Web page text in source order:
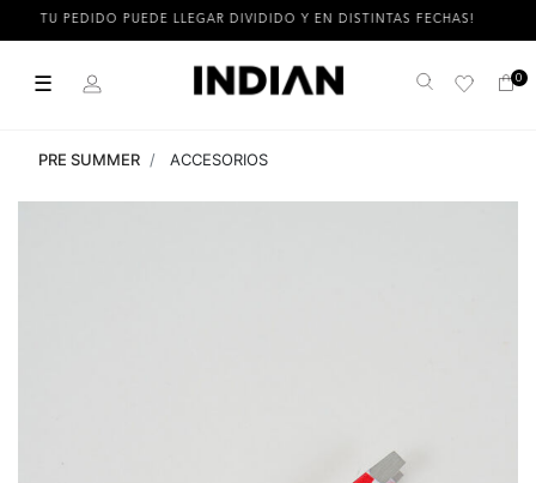
TU PEDIDO PUEDE LLEGAR DIVIDIDO Y EN DISTINTAS FECHAS!
☰ Buscar 0
PRE SUMMER ACCESORIOS